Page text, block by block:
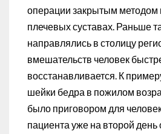
операции закрытым методом
плечевых суставах. Раньше
направлялись в столицу
вмешательств человек
восстанавливается. К
шейки бедра в пожилом
было приговором для
пациента уже на второй день